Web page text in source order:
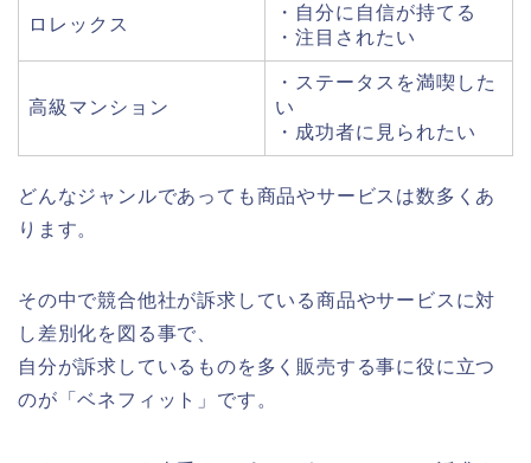
ロレックス
・自分に自信が持てる
・注目されたい
高級マンション
・ステータスを満喫した
い
・成功者に見られたい
どんなジャンルであっても商品やサービスは数多くあ
ります。
その中で競合他社が訴求している商品やサービスに対
し差別化を図る事で、
自分が訴求しているものを多く販売する事に役に立つ
のが「ベネフィット」です。